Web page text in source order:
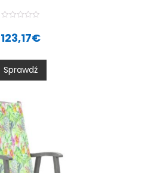
0
o
t
5
123,17€
Sprawdź